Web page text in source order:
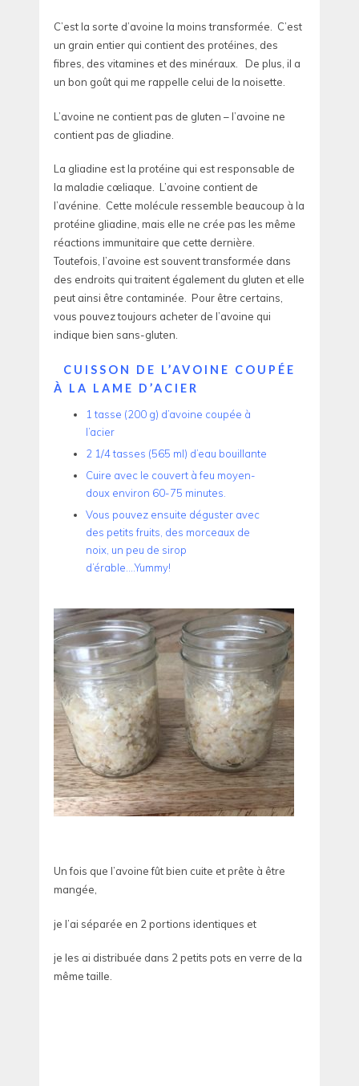
C’est la sorte d’avoine la moins transformée. C’est
un grain entier qui contient des protéines, des
fibres, des vitamines et des minéraux. De plus, il a
un bon goût qui me rappelle celui de la noisette.
L’avoine ne contient pas de gluten – l’avoine ne
contient pas de gliadine.
La gliadine est la protéine qui est responsable de
la maladie cœliaque. L’avoine contient de
l’avénine. Cette molécule ressemble beaucoup à la
protéine gliadine, mais elle ne crée pas les même
réactions immunitaire que cette dernière.
Toutefois, l’avoine est souvent transformée dans
des endroits qui traitent également du gluten et elle
peut ainsi être contaminée. Pour être certains,
vous pouvez toujours acheter de l’avoine qui
indique bien sans-gluten.
CUISSON DE L’AVOINE COUPÉE
À LA LAME D’ACIER
1 tasse (200 g) d’avoine coupée à
l’acier
2 1/4 tasses (565 ml) d’eau bouillante
Cuire avec le couvert à feu moyen-
doux environ 60-75 minutes.
Vous pouvez ensuite déguster avec
des petits fruits, des morceaux de
noix, un peu de sirop
d’érable….Yummy!
Un fois que l’avoine fût bien cuite et prête à être
mangée,
je l’ai séparée en 2 portions identiques et
je les ai distribuée dans 2 petits pots en verre de la
même taille.